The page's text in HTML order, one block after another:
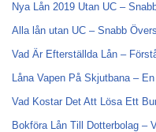
Nya Lån 2019 Utan UC –
Alla lån utan UC – Snabb
Vad Är Efterställda Lån –
Låna Vapen På Skjutbana –
Vad Kostar Det Att Lösa Ett
Bokföra Lån Till Dotterbolag –